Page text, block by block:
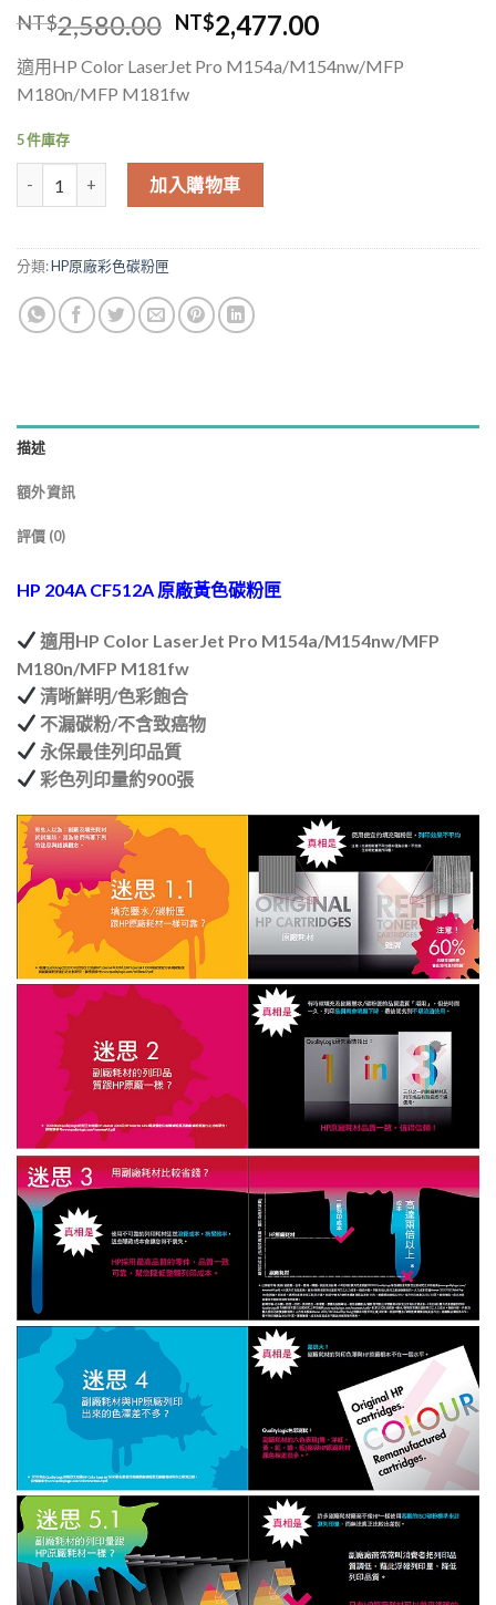
NT$2,580.00 原
價
格：
NT$2,477.00目
價
適用HP Color LaserJet Pro M154a/M154nw/MFP
M180n/MFP M181fw
5 件庫存
HP 204A CF512A 原廠黃色碳粉匣 M154NW M181FW 數量
加入購物車
分類:HP原廠彩色碳粉匣
描述
額外資訊
評價 (0)
HP 204A CF512A 原廠黃色碳粉匣
適用HP Color LaserJet Pro M154a/M154nw/MFP
M180n/MFP M181fw
清晰鮮明/色彩飽合
不漏碳粉/不含致癌物
永保最佳列印品質
彩色列印量約900張